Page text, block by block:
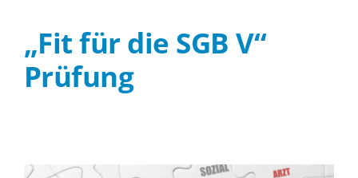
„Fit für die SGB V“
Prüfung